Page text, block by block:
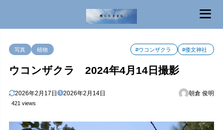
写真 植物 #ウコンザクラ #倭文神社
ウコンザクラ 2024年4月14日撮影
2026年2月17日 2026年2月14日 朝倉 俊明
421 views